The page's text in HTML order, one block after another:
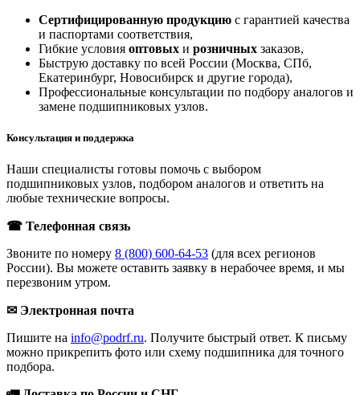
Сертифицированную продукцию с гарантией качества
и паспортами соответствия,
Гибкие условия оптовых и розничных заказов,
Быструю доставку по всей России (Москва, СПб,
Екатеринбург, Новосибирск и другие города),
Профессиональные консультации по подбору аналогов и
замене подшипниковых узлов.
Консультация и поддержка
Наши специалисты готовы помочь с выбором
подшипниковых узлов, подбором аналогов и ответить на
любые технические вопросы.
☎ Телефонная связь
Звоните по номеру 8 (800) 600-64-53 (для всех регионов
России). Вы можете оставить заявку в нерабочее время, и мы
перезвоним утром.
✉ Электронная почта
Пишите на info@podrf.ru. Получите быстрый ответ. К письму
можно прикрепить фото или схему подшипника для точного
подбора.